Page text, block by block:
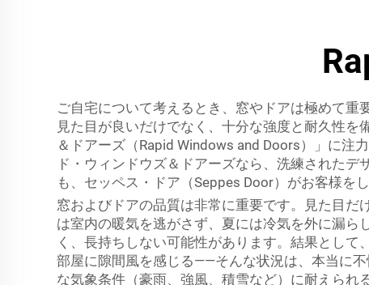
ご自宅について考えるとき、窓やドアは極めて
見た目が良いだけでなく、十分な強度と耐久性
＆ドアーズ（Rapid Windows and Doors）」に注
ド・ウィンドウズ＆ドアーズなら、洗練された
も、セッペス・ドア（Seppes Door）がお客様を
窓およびドアの品質は非常に重要です。見た目
は室内の暖気を逃がさず、夏には冷気を外に漏
く、長持ちしない可能性があります。結果とし
部屋に隙間風を感じる——そんな状況は、本当に
な気象条件（豪雨、強風、積雪など）に耐えら